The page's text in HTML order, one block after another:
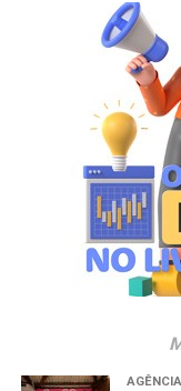
casa entre 2023 e
Fiuza reúne
Mutato, Publicis
“Eto e Marcelo
complementares,
conhecerem
muito bem
plataformas que
Acreditamos que
série de benefícios
resultados ainda
A movimentação